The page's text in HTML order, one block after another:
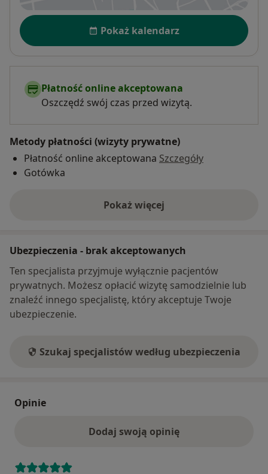
Dostępność
Pokaż kalendarz
Płatność online akceptowana
Oszczędź swój czas przed wizytą.
Metody płatności (wizyty prywatne)
Płatność online akceptowana Szczegóły
Gotówka
Pokaż więcej
o adresie
Ubezpieczenia - brak akceptowanych
Ten specjalista przyjmuje wyłącznie pacjentów
prywatnych. Możesz opłacić wizytę samodzielnie lub
znaleźć innego specjalistę, który akceptuje Twoje
ubezpieczenie.
Szukaj specjalistów według ubezpieczenia
Opinie
Dodaj swoją opinię